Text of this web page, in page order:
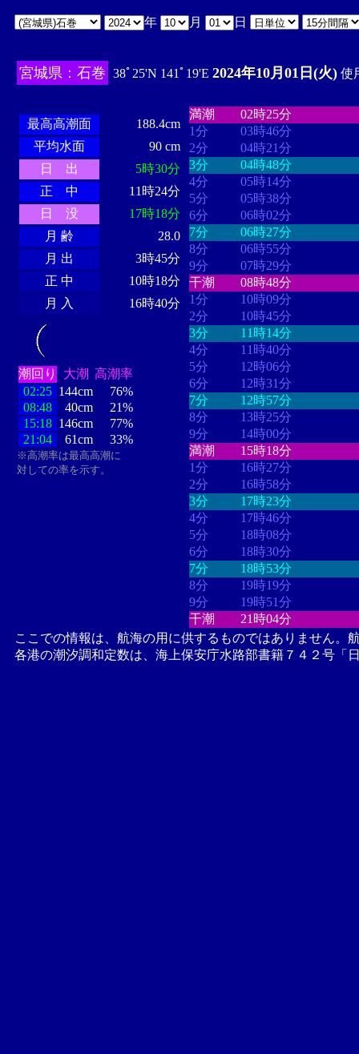
年 月 日
宮城県：石巻 38ﾟ25'N 141ﾟ19'E 2024年10月01日(火) 使
最高高潮面
188.4cm
平均水面
90 cm
日 出
5時30分
正 中
11時24分
日 没
17時18分
月 齢
28.0
月 出
3時45分
正 中
10時18分
月 入
16時40分
潮回り 大潮 高潮率
02:25 144cm
76%
08:48
40cm
21%
15:18 146cm
77%
21:04
61cm 33%
※高潮率は最高高潮に
対しての率を示す。
満潮
02時25分
1分
03時46分
2分
04時21分
3分
04時48分
4分
05時14分
5分
05時38分
6分
06時02分
7分
06時27分
8分
06時55分
9分
07時29分
干潮
08時48分
1分
10時09分
2分
10時45分
3分
11時14分
4分
11時40分
5分
12時06分
6分
12時31分
7分
12時57分
8分
13時25分
9分
14時00分
満潮
15時18分
1分
16時27分
2分
16時58分
3分
17時23分
4分
17時46分
5分
18時08分
6分
18時30分
7分
18時53分
8分
19時19分
9分
19時51分
干潮
21時04分
ここでの情報は、航海の用に供するものではありません。
各港の潮汐調和定数は、海上保安庁水路部書籍７４２号「